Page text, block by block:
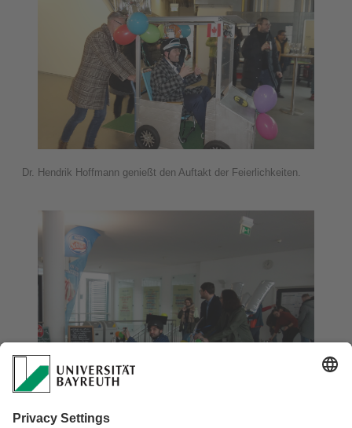
Dr. Hendrik Hoffmann genießt den Auftakt der Feierlichkeiten.